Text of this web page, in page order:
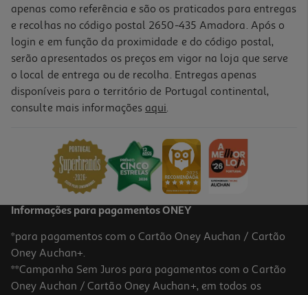
Massa Koka Instantânea Legumes 85g
apenas como referência e são os praticados para entregas
e recolhas no código postal 2650-435 Amadora. Após o
login e em função da proximidade e do código postal,
serão apresentados os preços em vigor na loja que serve
o local de entrega ou de recolha. Entregas apenas
disponíveis para o território de Portugal continental,
consulte mais informações aqui.
Informações para pagamentos ONEY
*para pagamentos com o Cartão Oney Auchan / Cartão
Oney Auchan+.
**Campanha Sem Juros para pagamentos com o Cartão
Oney Auchan / Cartão Oney Auchan+, em todos os